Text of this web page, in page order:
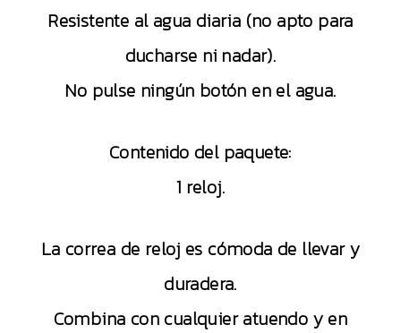
Resistente al agua diaria (no apto para
ducharse ni nadar).
No pulse ningún botón en el agua.
Contenido del paquete:
1 reloj.
La correa de reloj es cómoda de llevar y
duradera.
Combina con cualquier atuendo y en